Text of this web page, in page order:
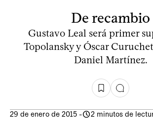
De recambio
Gustavo Leal será primer
Topolansky y Óscar
Daniel Martínez.
29 de enero de 2015 - 2 minutos de